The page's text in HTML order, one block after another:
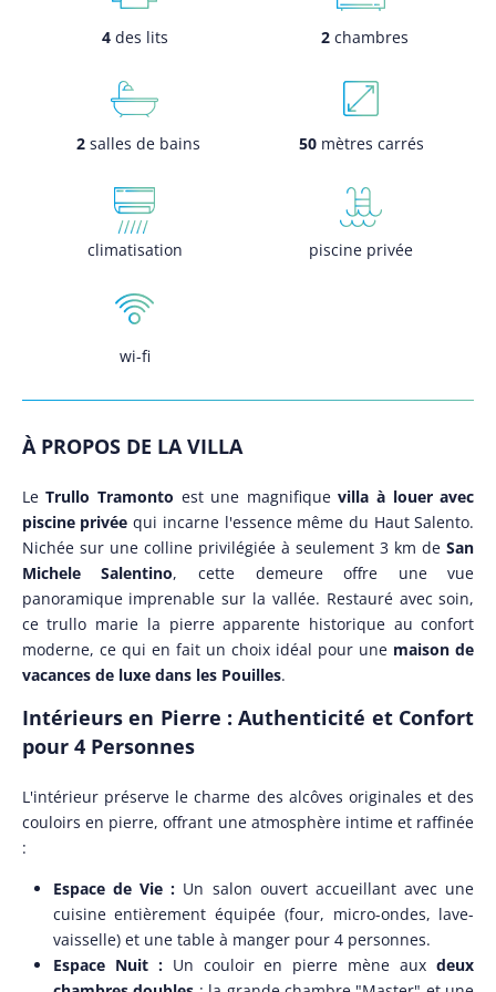
4des lits 2 chambres
2 salles de bains 50mètres carrés
climatisation piscine privée
wi-fi
À PROPOS DE LA VILLA
LeTrullo Tramonto est une magnifiquevilla à louer avec
piscine privée qui incarne l'essence même du Haut Salento.
Nichée sur une colline privilégiée à seulement 3 km deSan
Michele Salentino, cette demeure offre une vue
panoramique imprenable sur la vallée. Restauré avec soin,
ce trullo marie la pierre apparente historique au confort
moderne, ce qui en fait un choix idéal pour une maison de
vacances de luxe dans les Pouilles.
Intérieurs en Pierre : Authenticité et Confort
pour 4 Personnes
L'intérieur préserve le charme des alcôves originales et des
couloirs en pierre, offrant une atmosphère intime et raffinée
:
Espace de Vie : Un salon ouvert accueillant avec une
cuisine entièrement équipée (four, micro-ondes, lave-
vaisselle) et une table à manger pour 4 personnes.
Espace Nuit :Un couloir en pierre mène auxdeux